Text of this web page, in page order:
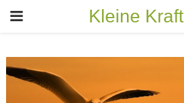
PRIMARY
Kleine Kraft